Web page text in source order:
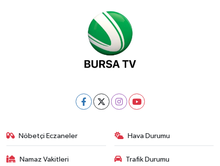
Nöbetçi Eczaneler Hava Durumu
Namaz Vakitleri Trafik Durumu